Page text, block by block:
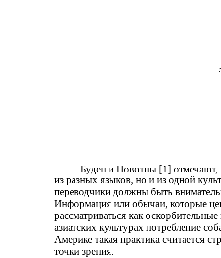
Буден и Новотны [1] отмечают,
из разных языков, но и из одной
переводчики должны быть
Информация или обычаи, которые
рассматриваться как
азиатских культурах потребление
Америке такая практика считается
точки зрения.